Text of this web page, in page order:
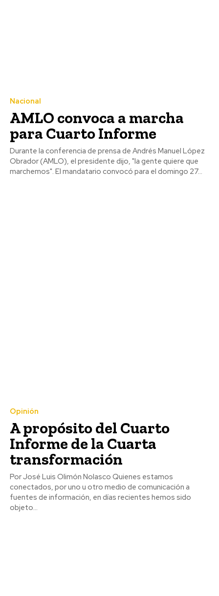
Nacional
AMLO convoca a marcha
para Cuarto Informe
Durante la conferencia de prensa de Andrés Manuel López
Obrador (AMLO), el presidente dijo, "la gente quiere que
marchemos". El mandatario convocó para el domingo 27...
Opinión
A propósito del Cuarto
Informe de la Cuarta
transformación
Por José Luis Olimón Nolasco Quienes estamos
conectados, por uno u otro medio de comunicación a
fuentes de información, en días recientes hemos sido
objeto...